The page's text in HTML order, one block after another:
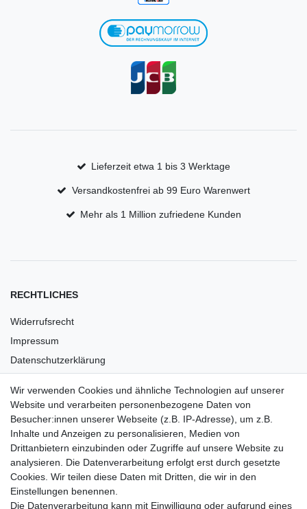
Lieferzeit etwa 1 bis 3 Werktage
Versandkostenfrei ab 99 Euro Warenwert
Mehr als 1 Million zufriedene Kunden
RECHTLICHES
Widerrufsrecht
Impressum
Datenschutzerklärung
Barrierefreiheit
Anleitungen
Vertrag widerrufen
PARTNER
Wir verwenden Cookies und ähnliche Technologien auf unserer
Website und verarbeiten personenbezogene Daten von
Besucher:innen unserer Webseite (z.B. IP-Adresse), um z.B.
Inhalte und Anzeigen zu personalisieren, Medien von
Drittanbietern einzubinden oder Zugriffe auf unsere Website zu
analysieren. Die Datenverarbeitung erfolgt erst durch gesetzte
Cookies. Wir teilen diese Daten mit Dritten, die wir in den
Einstellungen benennen.
Die Datenverarbeitung kann mit Einwilligung oder aufgrund eines